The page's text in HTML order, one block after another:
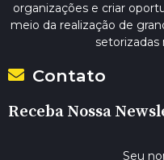
organizações e criar
meio da realização de
setorizadas
Contato
Receba Nossa
Seu